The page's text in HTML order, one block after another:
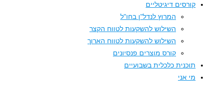
קורסים דיגיטליים
המרוץ לנדל"ן בחו"ל
השילוש להשקעות לטווח הקצר
השילוש להשקעות לטווח הארוך
קורס מוצרים פנסיונים
תוכנית כלכלית בשבועיים
מי אני